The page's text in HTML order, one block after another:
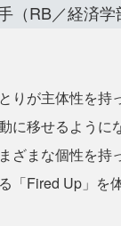
RB／経済学
りが主体性を
に移せるよう
ざまな個性を
「Fired Up」を